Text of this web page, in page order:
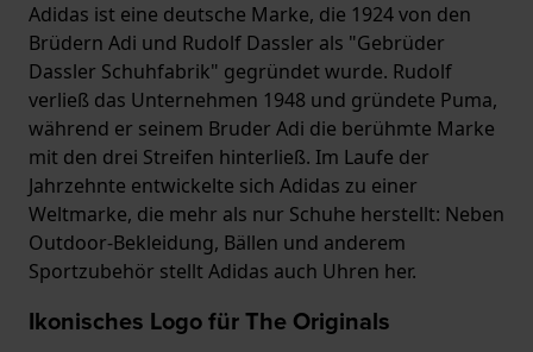
Adidas ist eine deutsche Marke, die 1924 von den
Brüdern Adi und Rudolf Dassler als "Gebrüder
Dassler Schuhfabrik" gegründet wurde. Rudolf
verließ das Unternehmen 1948 und gründete Puma,
während er seinem Bruder Adi die berühmte Marke
mit den drei Streifen hinterließ. Im Laufe der
Jahrzehnte entwickelte sich Adidas zu einer
Weltmarke, die mehr als nur Schuhe herstellt: Neben
Outdoor-Bekleidung, Bällen und anderem
Sportzubehör stellt Adidas auch Uhren her.
Ikonisches Logo für The Originals